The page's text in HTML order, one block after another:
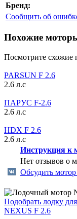
Бренд:
Сообщить об
Похожие
Посмотрите схожие
PARSUN F 2.6
2.6 л.с
ПАРУС F-2.6
2.6 л.с
HDX F 2.6
2.6 л.с
Инструкция к
Нет отзывов о
Обсудить
Подобрать лодку
NEXUS F 2.6